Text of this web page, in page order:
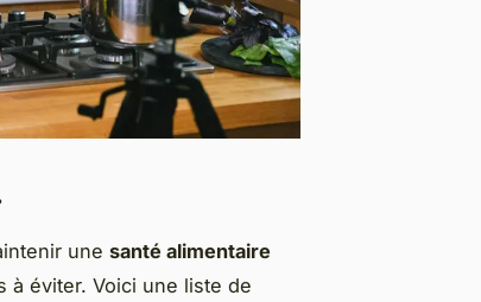
une santé alimentaire
à éviter. Voici une liste de